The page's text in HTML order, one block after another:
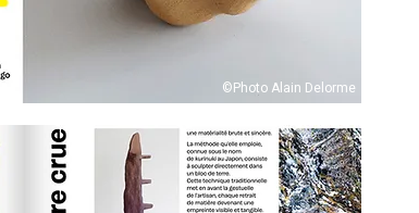
©Photo Alain Delorme